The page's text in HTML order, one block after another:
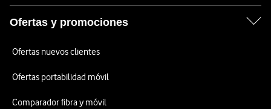
Ofertas y promociones
Ofertas nuevos clientes
Ofertas portabilidad móvil
Comparador fibra y móvil